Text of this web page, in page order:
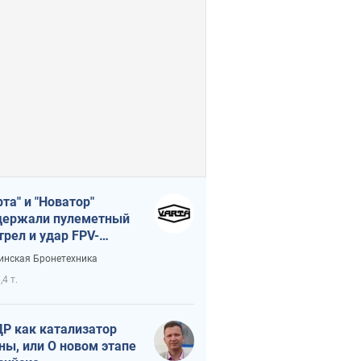
и "Новатор"
пулеметный
и удар FPV-
сохранив жизнь
Бронетехника
т.
как катализатор
или О новом этапе